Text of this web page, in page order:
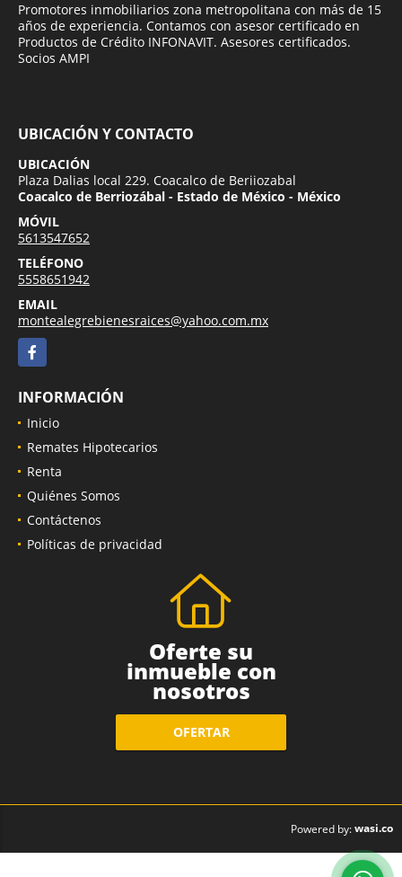
Promotores inmobiliarios zona metropolitana con más de 15
años de experiencia. Contamos con asesor certificado en
Productos de Crédito INFONAVIT. Asesores certificados.
Socios AMPI
UBICACIÓN Y CONTACTO
UBICACIÓN
Plaza Dalias local 229. Coacalco de Beriiozabal
Coacalco de Berriozábal - Estado de México - México
MÓVIL
5613547652
TELÉFONO
5558651942
EMAIL
montealegrebienesraices@yahoo.com.mx
Facebook
INFORMACIÓN
Inicio
Remates Hipotecarios
Renta
Quiénes Somos
Contáctenos
Políticas de privacidad
Oferte su
inmueble con
nosotros
OFERTAR
Powered by:wasi.co